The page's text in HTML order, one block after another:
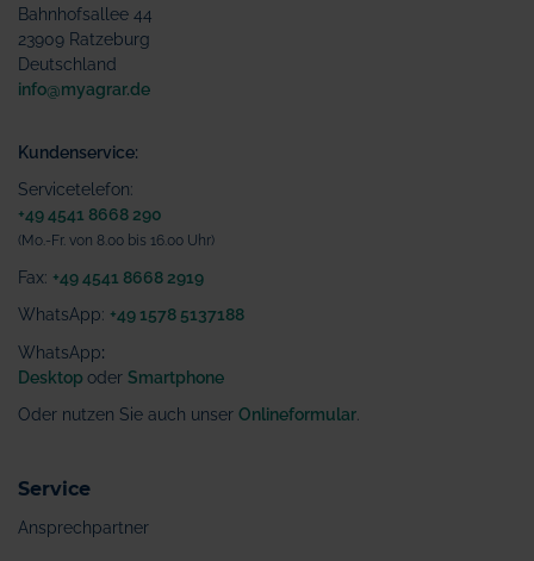
Bahnhofsallee 44
23909 Ratzeburg
Deutschland
info@myagrar.de
Kundenservice:
Servicetelefon:
+49 4541 8668 290
(Mo.-Fr. von 8.00 bis 16.00 Uhr)
Fax: +49 4541 8668 2919
WhatsApp: +49 1578 5137188
WhatsApp:
Desktop oder Smartphone
Oder nutzen Sie auch unser Onlineformular
Service
Ansprechpartner